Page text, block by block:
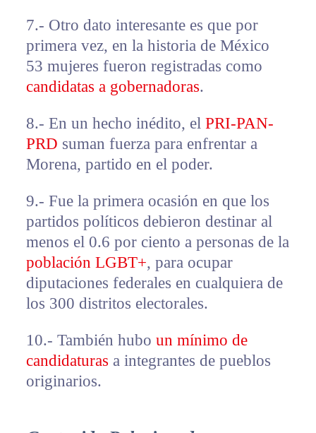
7.- Otro dato interesante es que por
primera vez, en la historia de México
53 mujeres fueron registradas como
candidatas a gobernadoras.
8.- En un hecho inédito, el PRI-PAN-
PRD suman fuerza para enfrentar a
Morena, partido en el poder.
9.- Fue la primera ocasión en que los
partidos políticos debieron destinar al
menos el 0.6 por ciento a personas de la
población LGBT+, para ocupar
diputaciones federales en cualquiera de
los 300 distritos electorales.
10.- También hubo un mínimo de
candidaturas a integrantes de pueblos
originarios.